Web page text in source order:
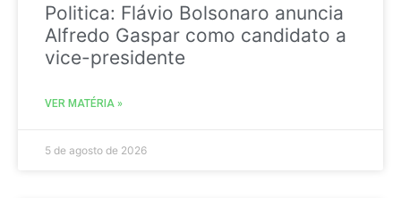
Politica: Flávio Bolsonaro anuncia
Alfredo Gaspar como candidato a
vice-presidente
VER MATÉRIA »
5 de agosto de 2026